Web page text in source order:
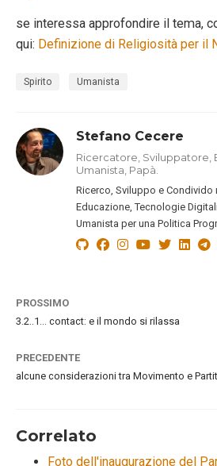
se interessa approfondire il tema,
qui: Definizione di Religiosità per il
Spirito Umanista
Stefano Cecere
Ricercatore, Sviluppatore,
Umanista, Papà.
Ricerco, Sviluppo e Condivido
Educazione, Tecnologie
Umanista per una Politica
PROSSIMO
3.2..1… contact: e il mondo si rilassa
PRECEDENTE
alcune considerazioni tra Movimento e
Correlato
Foto dell'inaugurazione del